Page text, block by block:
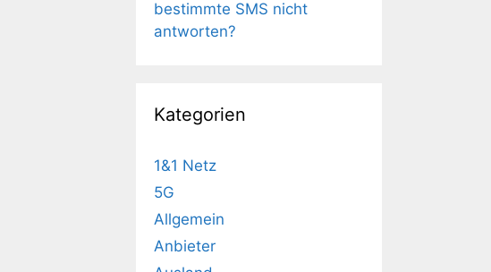
bestimmte SMS nicht
antworten?
Kategorien
1&1 Netz
5G
Allgemein
Anbieter